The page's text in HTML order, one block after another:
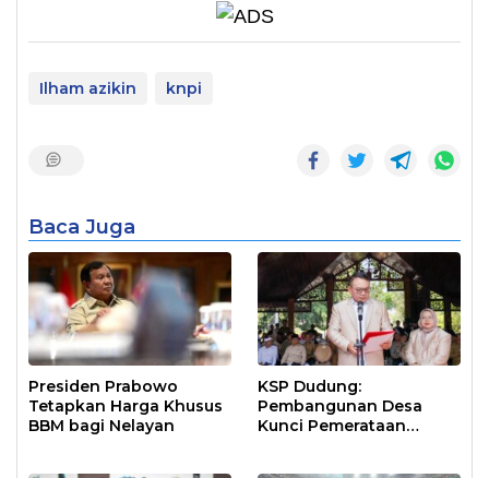
Ilham azikin knpi
Baca Juga
Presiden Prabowo
Tetapkan Harga Khusus
BBM bagi Nelayan
KSP Dudung:
Pembangunan Desa
Kunci Pemerataan